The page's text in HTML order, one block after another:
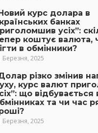
курс долара в
банках
усіх”:
коштує валюта,
в обмінники?
Березня, 2025
різко змінив
курс валют
що відбувається
та чи час
Березня, 2025